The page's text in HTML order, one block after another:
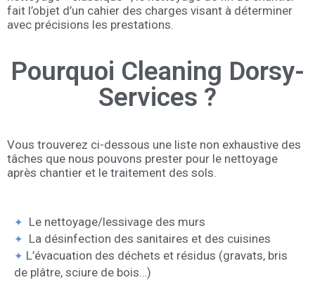
fait l’objet d’un cahier des charges visant à déterminer
avec précisions les prestations.
Pourquoi Cleaning Dorsy-
Services ?
Vous trouverez ci-dessous une liste non exhaustive des
tâches que nous pouvons prester pour le nettoyage
après chantier et le traitement des sols.
✦ Le nettoyage/lessivage des murs
✦ La désinfection des sanitaires et des cuisines
✦ L’évacuation des déchets et résidus (gravats, bris
de plâtre, sciure de bois…)